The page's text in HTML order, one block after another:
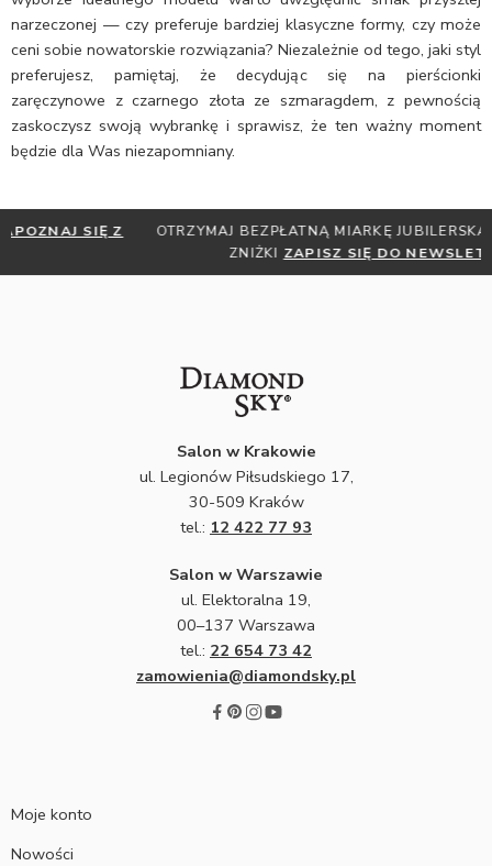
narzeczonej — czy preferuje bardziej klasyczne formy, czy może
ceni sobie nowatorskie rozwiązania? Niezależnie od tego, jaki styl
preferujesz, pamiętaj, że decydując się na pierścionki
zaręczynowe z czarnego złota ze szmaragdem, z pewnością
zaskoczysz swoją wybrankę i sprawisz, że ten ważny moment
będzie dla Was niezapomniany.
OTRZYMAJ BEZPŁATNĄ MIARKĘ JUBILERSKĄ ORAZ DO 30%
ZAPISZ SIĘ DO NEWSLETTERA
Salon w Krakowie
ul. Legionów Piłsudskiego 17,
30-509 Kraków
tel.: 12 422 77 93
Salon w Warszawie
ul. Elektoralna 19,
00–137 Warszawa
tel.: 22 654 73 42
zamowienia@diamondsky.pl
Moje konto
Nowości